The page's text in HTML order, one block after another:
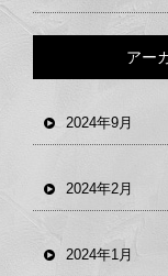
アー
2024年9月
2024年2月
2024年1月